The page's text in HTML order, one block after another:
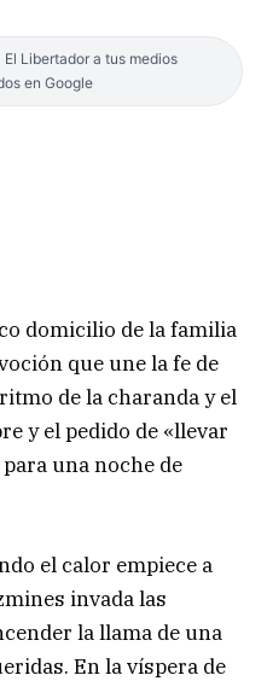
El Libertador a tus medios
en Google
domicilio de la familia
que une la fe de
de la charanda y el
y el pedido de «llevar
una noche de
el calor empiece a
invada las
la llama de una
En la víspera de